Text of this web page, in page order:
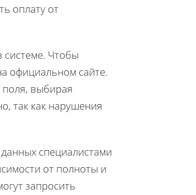
оплату от
системе. Чтобы
официальном сайте.
поля, выбирая
так как нарушения
специалистами
от полноты и
запросить